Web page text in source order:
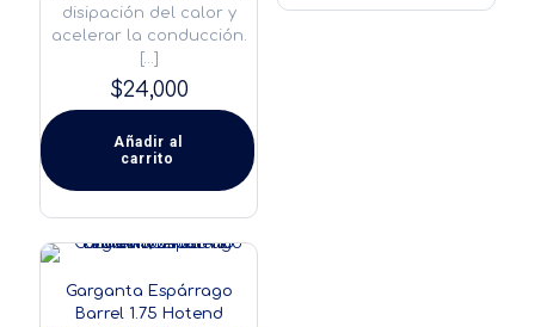
disipación del calor y
acelerar la conducción.
[…]
$24,000
Añadir al
carrito
Garganta Espárrago
Barrel 1.75 Hotend